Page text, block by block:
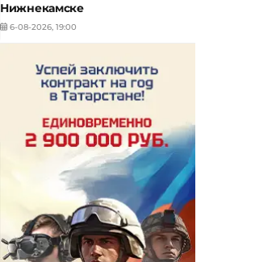
Нижнекамске
6-08-2026, 19:00